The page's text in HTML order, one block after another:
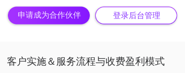
申请成为合作伙伴 登录后台管理
客户实施＆服务流程与收费盈利模式